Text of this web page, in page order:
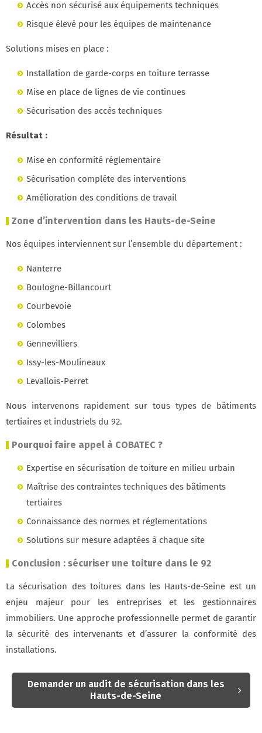
Accès non sécurisé aux équipements techniques
Risque élevé pour les équipes de maintenance
Solutions mises en place :
Installation de garde-corps en toiture terrasse
Mise en place de lignes de vie continues
Sécurisation des accès techniques
Résultat :
Mise en conformité réglementaire
Sécurisation complète des interventions
Amélioration des conditions de travail
Zone d’intervention dans les Hauts-de-Seine
Nos équipes interviennent sur l’ensemble du département :
Nanterre
Boulogne-Billancourt
Courbevoie
Colombes
Gennevilliers
Issy-les-Moulineaux
Levallois-Perret
Nous intervenons rapidement sur tous types de bâtiments
tertiaires et industriels du 92.
Pourquoi faire appel à COBATEC ?
Expertise en sécurisation de toiture en milieu urbain
Maîtrise des contraintes techniques des bâtiments
tertiaires
Connaissance des normes et réglementations
Solutions sur mesure adaptées à chaque site
Conclusion : sécuriser une toiture dans le 92
La sécurisation des toitures dans les Hauts-de-Seine est un
enjeu majeur pour les entreprises et les gestionnaires
immobiliers. Une approche professionnelle permet de garantir
la sécurité des intervenants et d’assurer la conformité des
installations.
Demander un audit de sécurisation dans les
Hauts-de-Seine